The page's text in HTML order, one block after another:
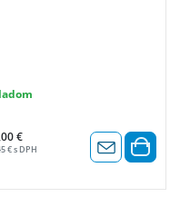
€
€ s DPH